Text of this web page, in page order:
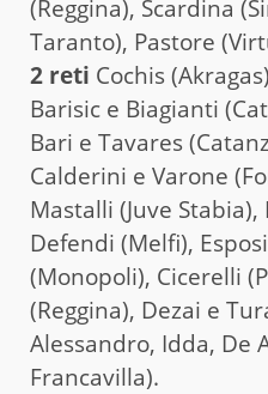
(Reggina), Scardina
Taranto), Pastore
2 reti Cochis
Barisic e Biagianti
Bari e Tavares
Calderini e Varone
Mastalli (Juve
Defendi (Melfi),
(Monopoli), Cicerelli
(Reggina), Dezai e
Alessandro, Idda, De
Francavilla).